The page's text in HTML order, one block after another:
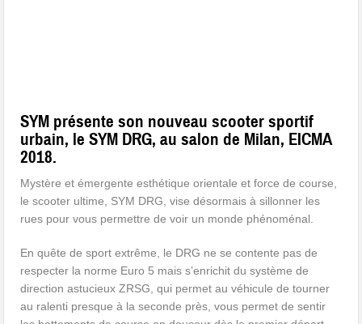
SYM présente son nouveau scooter sportif
urbain, le SYM DRG, au salon de Milan, EICMA
2018.
Mystère et émergente esthétique orientale et force de course,
le scooter ultime, SYM DRG, vise désormais à sillonner les
rues pour vous permettre de voir un monde phénoménal.
En quête de sport extrême, le DRG ne se contente pas de
respecter la norme Euro 5 mais s’enrichit du système de
direction astucieux ZRSG, qui permet au véhicule de tourner
au ralenti presque à la seconde près, vous permet de sentir